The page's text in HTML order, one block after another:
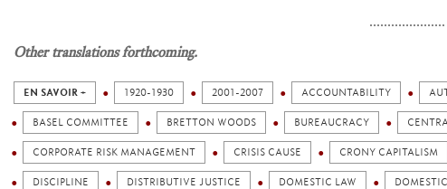
.....................
Other translations forthcoming.
EN SAVOIR + 1920-1930 2001-2007 ACCOUNTABILITY
BASEL COMMITTEE BRETTON WOODS BUREAUCRACY
CORPORATE RISK MANAGEMENT CRISIS CAUSE CRONY CAPITALISM
DISCIPLINE DISTRIBUTIVE JUSTICE DOMESTIC LAW